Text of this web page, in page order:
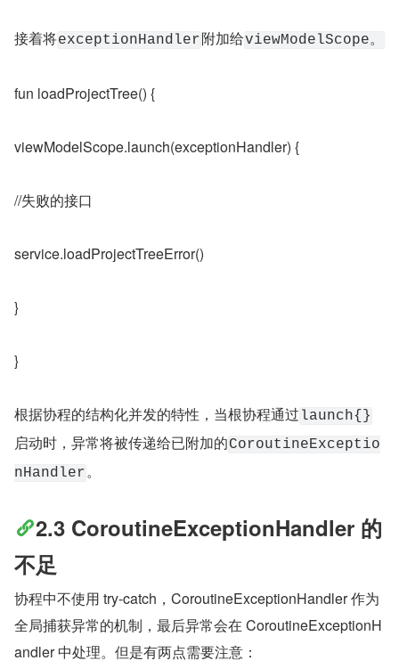
接着将exceptionHandler附加给viewModelScope。
fun loadProjectTree() {
viewModelScope.launch(exceptionHandler) {
//失败的接口
service.loadProjectTreeError()
}
}
根据协程的结构化并发的特性，当根协程通过 launch{}
启动时，异常将被传递给已附加的CoroutineExceptio
nHandler。
2.3 CoroutineExceptionHandler 的
不足
协程中不使用 try-catch，CoroutineExceptionHandler 作为
全局捕获异常的机制，最后异常会在 CoroutineExceptionH
andler 中处理。但是有两点需要注意：